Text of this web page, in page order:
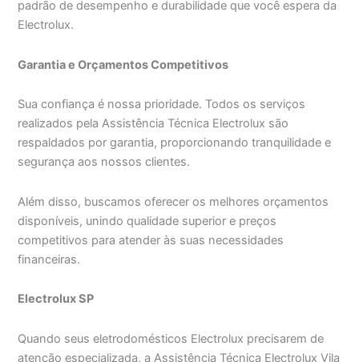
padrão de desempenho e durabilidade que você espera da
Electrolux.
Garantia e Orçamentos Competitivos
Sua confiança é nossa prioridade. Todos os serviços
realizados pela Assistência Técnica Electrolux são
respaldados por garantia, proporcionando tranquilidade e
segurança aos nossos clientes.
Além disso, buscamos oferecer os melhores orçamentos
disponíveis, unindo qualidade superior e preços
competitivos para atender às suas necessidades
financeiras.
Electrolux SP
Quando seus eletrodomésticos Electrolux precisarem de
atenção especializada, a Assistência Técnica Electrolux Vila